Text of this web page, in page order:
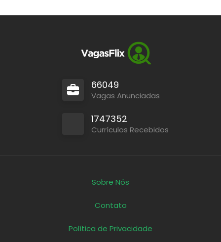
66049
Vagas Anunciadas
1747352
Currículos Recebidos
Sobre Nós
Contato
Política de Privacidade